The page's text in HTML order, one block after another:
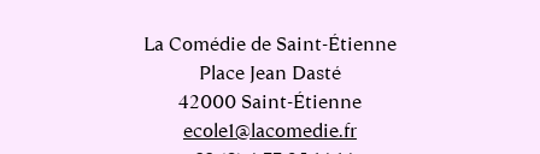
La Comédie de Saint-Étienne
Place Jean Dasté
42000 Saint-Étienne
ecole1@lacomedie.fr